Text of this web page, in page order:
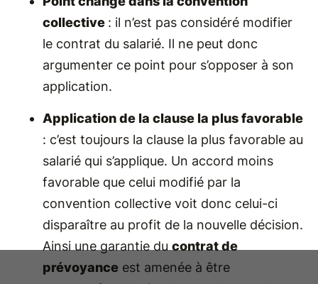
collective : il n’est pas considéré modifier
le contrat du salarié. Il ne peut donc
argumenter ce point pour s’opposer à son
application.
Application de la clause la plus favorable
: c’est toujours la clause la plus favorable au
salarié qui s’applique. Un accord moins
favorable que celui modifié par la
convention collective voit donc celui-ci
disparaître au profit de la nouvelle décision.
Ainsi une garantie ducontrat de
prévoyance est amenée à être